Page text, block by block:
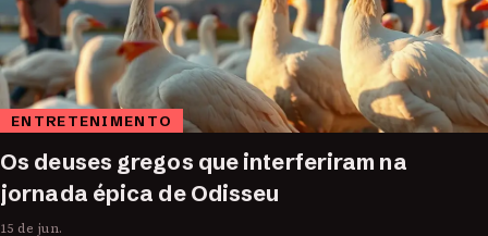
ENTRETENIMENTO
Os deuses gregos que interferiram na
jornada épica de Odisseu
15 de jun.